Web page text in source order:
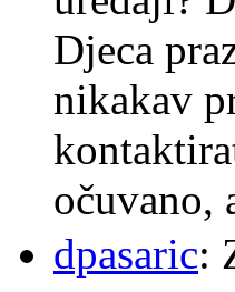
Djeca
nikakav
očuvano,
dpasaric: